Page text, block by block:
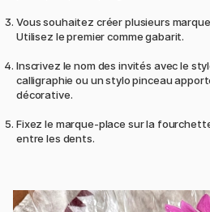
Vous souhaitez créer plusieurs
Utilisez le premier comme gabarit.
Inscrivez le nom des invités avec le
calligraphie ou un stylo pinceau
décorative.
Fixez le marque-place sur la
entre les dents.